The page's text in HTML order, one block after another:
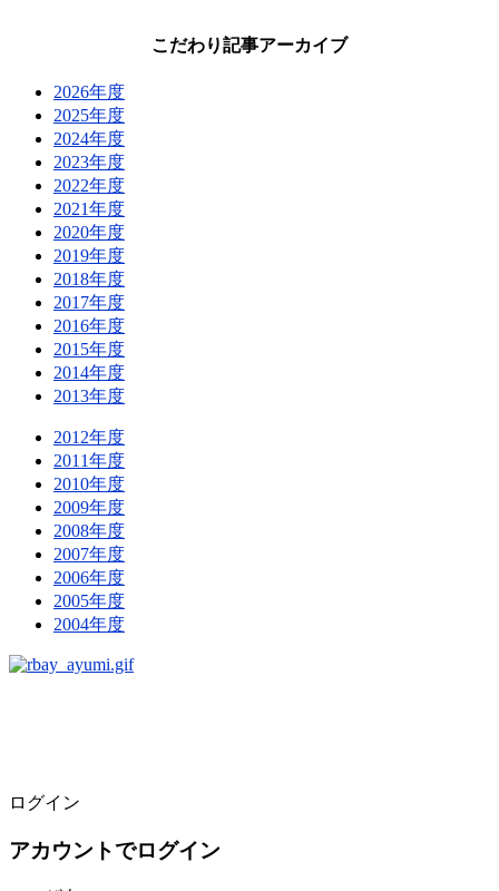
こだわり記事アーカイブ
2026年度
2025年度
2024年度
2023年度
2022年度
2021年度
2020年度
2019年度
2018年度
2017年度
2016年度
2015年度
2014年度
2013年度
2012年度
2011年度
2010年度
2009年度
2008年度
2007年度
2006年度
2005年度
2004年度
ログイン
アカウントでログイン